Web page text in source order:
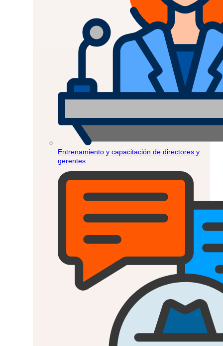
Entrenamiento y capacitación de directores y
gerentes